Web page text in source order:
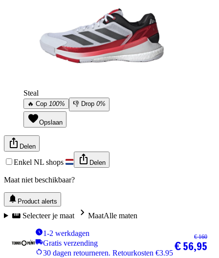
Steal
🔥 Cop 100% 👎 Drop 0%
Opslaan
Delen
Enkel NL shops Delen
Maat niet beschikbaar?
Product alerts
Selecteer je maat MaatAlle maten
1-2 werkdagen
Gratis verzending
30 dagen retourneren. Retourkosten €3.95
€ 160
€ 56,95